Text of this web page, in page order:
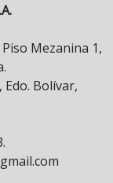
Mezanina 1,
Bolívar,